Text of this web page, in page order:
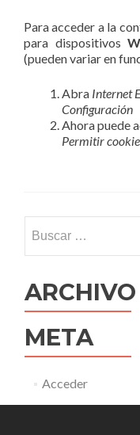
Para acceder a la
para dispositivos
(pueden variar en
Abra Internet
Configuración
Ahora puede
Permitir
ARCHIVO
META
Acceder